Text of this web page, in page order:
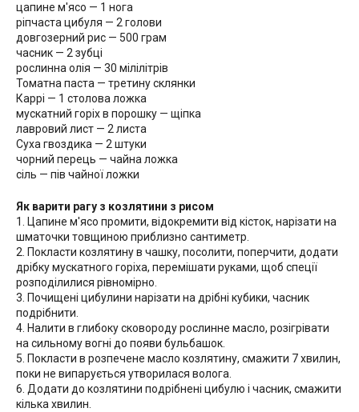
цапине м'ясо — 1 нога
ріпчаста цибуля — 2 голови
довгозерний рис — 500 грам
часник — 2 зубці
рослинна олія — 30 мілілітрів
Томатна паста — третину склянки
Каррі — 1 столова ложка
мускатний горіх в порошку — щіпка
лавровий лист — 2 листа
Суха гвоздика — 2 штуки
чорний перець — чайна ложка
сіль — пів чайної ложки
Як варити рагу з козлятини з рисом
1. Цапине м'ясо промити, відокремити від кісток, нарізати на
шматочки товщиною приблизно сантиметр.
2. Покласти козлятину в чашку, посолити, поперчити, додати
дрібку мускатного горіха, перемішати руками, щоб спеції
розподілилися рівномірно.
3. Почищені цибулини нарізати на дрібні кубики, часник
подрібнити.
4. Налити в глибоку сковороду рослинне масло, розігрівати
на сильному вогні до появи бульбашок.
5. Покласти в розпечене масло козлятину, смажити 7 хвилин,
поки не випарується утворилася волога.
6. Додати до козлятини подрібнені цибулю і часник, смажити
кілька хвилин.